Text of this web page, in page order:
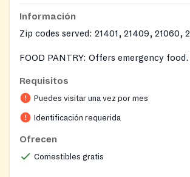
Información
Zip codes served: 21401, 21409, 21060,
FOOD PANTRY: Offers emergency
when available. Provides frozen meats,
fruit when available.
Requisitos
Puedes visitar una vez por mes
Identificación requerida
Ofrecen
Comestibles gratis